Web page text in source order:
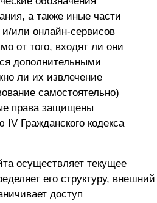
а также иные части
или онлайн-сервисов
от того, входят ли они
дополнительными
ли их извлечение
самостоятельно)
права защищены
IV Гражданского кодекса
осуществляет текущее
его структуру, внешний
доступ